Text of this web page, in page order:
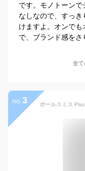
です。モノトーン
なしなので、すっ
けますよ。オンでも
で、ブランド感をさ
全て
no. 3